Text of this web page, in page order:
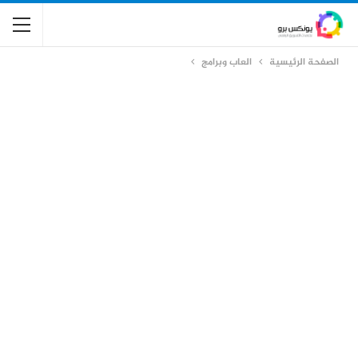
الصفحة الرئيسية العاب وبرامج